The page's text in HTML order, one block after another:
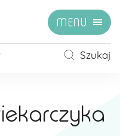
MENU
- 20:00
Szukaj